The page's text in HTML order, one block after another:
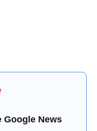
Google News